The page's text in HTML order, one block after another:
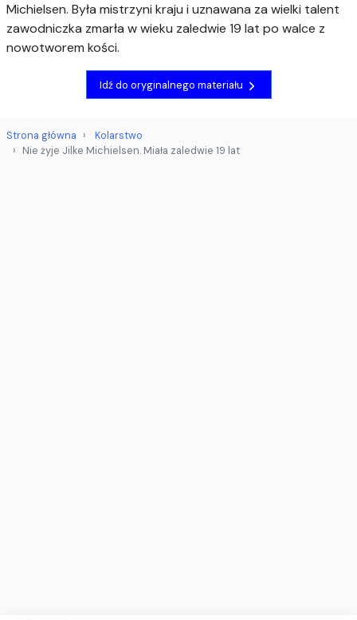
Michielsen. Była mistrzyni kraju i uznawana za wielki talent
zawodniczka zmarła w wieku zaledwie 19 lat po walce z
nowotworem kości.
Idź do oryginalnego materiału
Strona główna
Kolarstwo
Nie żyje Jilke Michielsen. Miała zaledwie 19 lat